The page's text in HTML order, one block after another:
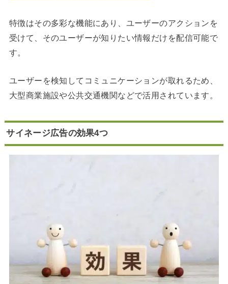
特徴はその多彩な機能にあり、ユーザーのアクションを
受けて、そのユーザーが知りたい情報だけを配信可能で
す。
ユーザーを検知してコミュニケーションが取れるため、
大型商業施設や公共交通機関などで活用されています。
サイネージ広告の効果4つ